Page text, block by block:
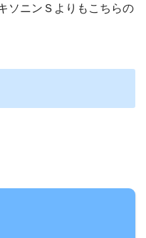
ソニンＳよりもこちらの